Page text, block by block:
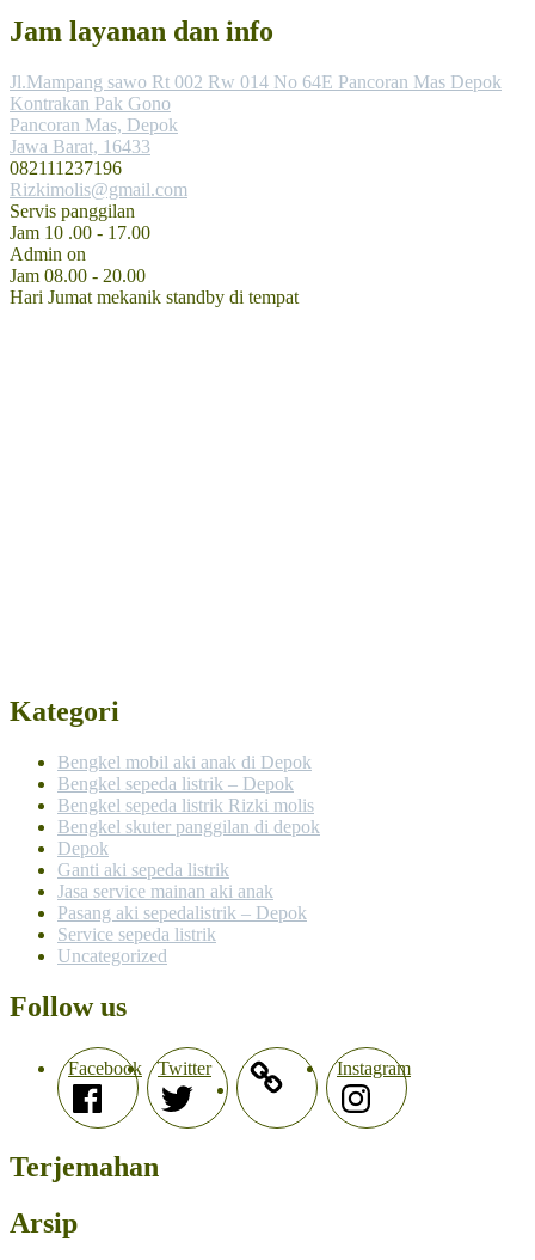
Jam layanan dan info
Jl.Mampang sawo Rt 002 Rw 014 No 64E Pancoran Mas Depok
Kontrakan Pak Gono
Pancoran Mas, Depok
Jawa Barat, 16433
082111237196
Rizkimolis@gmail.com
Servis panggilan
Jam 10 .00 - 17.00
Admin on
Jam 08.00 - 20.00
Hari Jumat mekanik standby di tempat
Kategori
Bengkel mobil aki anak di Depok
Bengkel sepeda listrik – Depok
Bengkel sepeda listrik Rizki molis
Bengkel skuter panggilan di depok
Depok
Ganti aki sepeda listrik
Jasa service mainan aki anak
Pasang aki sepedalistrik – Depok
Service sepeda listrik
Uncategorized
Follow us
Facebook Twitter Instagram
Terjemahan
Arsip